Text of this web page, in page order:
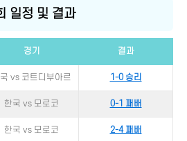
일정 및 결과
경기 결과
vs 코트디부아르 1-0 승리
한국 vs 모로코 0-1 패배
한국 vs 모로코 2-4 패배